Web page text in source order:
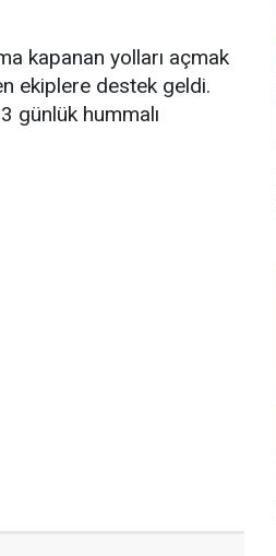
kapanan yolları açmak
ekiplere destek geldi.
günlük hummalı